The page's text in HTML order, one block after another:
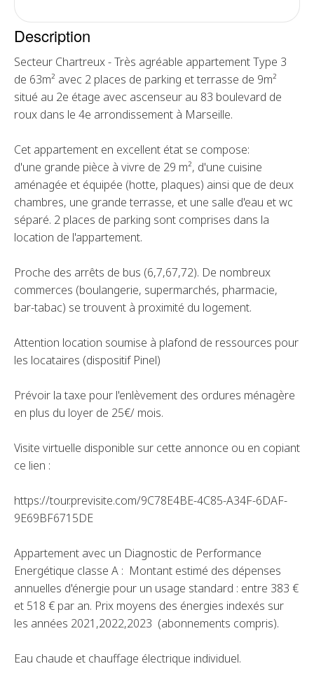
Description
Secteur Chartreux - Très agréable appartement Type 3
de 63m² avec 2 places de parking et terrasse de 9m²
situé au 2e étage avec ascenseur au 83 boulevard de
roux dans le 4e arrondissement à Marseille.
Cet appartement en excellent état se compose:
d'une grande pièce à vivre de 29 m², d'une cuisine
aménagée et équipée (hotte, plaques) ainsi que de deux
chambres, une grande terrasse, et une salle d'eau et wc
séparé. 2 places de parking sont comprises dans la
location de l'appartement.
Proche des arrêts de bus (6,7,67,72). De nombreux
commerces (boulangerie, supermarchés, pharmacie,
bar-tabac) se trouvent à proximité du logement.
Attention location soumise à plafond de ressources pour
les locataires (dispositif Pinel)
Prévoir la taxe pour l'enlèvement des ordures ménagère
en plus du loyer de 25€/ mois.
Visite virtuelle disponible sur cette annonce ou en copiant
ce lien :
https://tour.previsite.com/9C78E4BE-4C85-A34F-6DAF-
9E69BF6715DE
Appartement avec un Diagnostic de Performance
Energétique classe A : Montant estimé des dépenses
annuelles d'énergie pour un usage standard : entre 383 €
et 518 € par an. Prix moyens des énergies indexés sur
les années 2021,2022,2023 (abonnements compris).
Eau chaude et chauffage électrique individuel.